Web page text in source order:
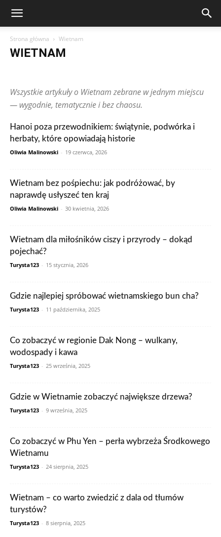
Strona główna Wietnam
WIETNAM
Francja
Grecja Gwatemala Hiszpania Holandia
Hongkong
Indie
Indonezja Irlandia Japonia Kanada
Korea Południowa
Makau
Niemcy
Nowa Zelandia Peru
Portugalia
Rosja
RPA Rumunia Singapur
Stany Zjednoczone
Szwajcaria
Szwecja Tajlandia Tunezja
Węgry
Wielka Brytania Wietnam
Wszystkie artykuły o Wietnam zebrane w jednym miejscu
— wygodnie, tematycznie i bez chaosu.
Hanoi poza przewodnikiem: świątynie, podwórka i
herbaty, które opowiadają historie
Oliwia Malinowski - 19 czerwca, 2026
Wietnam bez pośpiechu: jak podróżować, by
naprawdę usłyszeć ten kraj
Oliwia Malinowski - 30 kwietnia, 2026
Wietnam dla miłośników ciszy i przyrody – dokąd
pojechać?
Turysta123 - 15 stycznia, 2026
Gdzie najlepiej spróbować wietnamskiego bun cha?
Turysta123 - 11 października, 2025
Co zobaczyć w regionie Dak Nong – wulkany,
wodospady i kawa
Turysta123 - 25 września, 2025
Gdzie w Wietnamie zobaczyć największe drzewa?
Turysta123 - 9 września, 2025
Co zobaczyć w Phu Yen – perła wybrzeża Środkowego
Wietnamu
Turysta123 - 24 sierpnia, 2025
Wietnam – co warto zwiedzić z dala od tłumów
turystów?
Turysta123 - 8 sierpnia, 2025